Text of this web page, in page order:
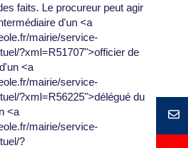
faits. Le procureur peut agir
d'un <a
mairie/service-
?xml=R51707">officier de
<a
mairie/service-
?xml=R56225">délégué du
<a
mairie/service-
?